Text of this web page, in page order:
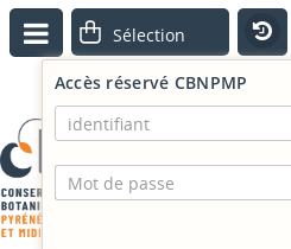
Accès réservé CBNPMP